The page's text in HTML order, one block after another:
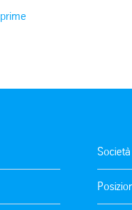
Società